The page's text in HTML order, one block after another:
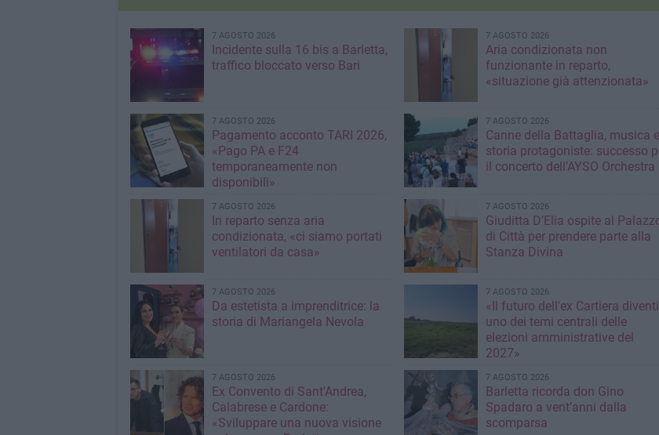
7 AGOSTO 2026
Incidente sulla 16 bis a Barletta,
traffico bloccato verso Bari
7 AGOSTO 2026
Aria condizionata non
funzionante in reparto,
«situazione già attenzionata»
7 AGOSTO 2026
Pagamento acconto TARI 2026,
«Pago PA e F24
temporaneamente non
disponibili»
7 AGOSTO 2026
Canne della Battaglia, musica e
storia protagoniste: successo
il concerto dell’AYSO Orchestra
7 AGOSTO 2026
In reparto senza aria
condizionata, «ci siamo portati
ventilatori da casa»
7 AGOSTO 2026
Giuditta D’Elia ospite al
di Città per prendere parte alla
Stanza Divina
7 AGOSTO 2026
Da estetista a imprenditrice: la
storia di Mariangela Nevola
7 AGOSTO 2026
«Il futuro dell'ex Cartiera diventi
uno dei temi centrali delle
elezioni amministrative del
2027»
7 AGOSTO 2026
Ex Convento di Sant'Andrea,
Calabrese e Cardone:
«Sviluppare una nuova visione
7 AGOSTO 2026
Barletta ricorda don Gino
Spadaro a vent’anni dalla
scomparsa